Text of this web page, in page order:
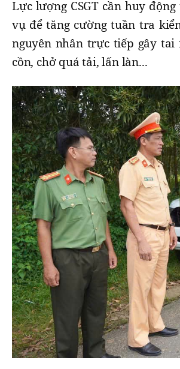
Lực lượng CSGT cần huy
vụ để tăng cường tuần tra
nguyên nhân trực tiếp gây
cồn, chở quá tải, lấn làn...